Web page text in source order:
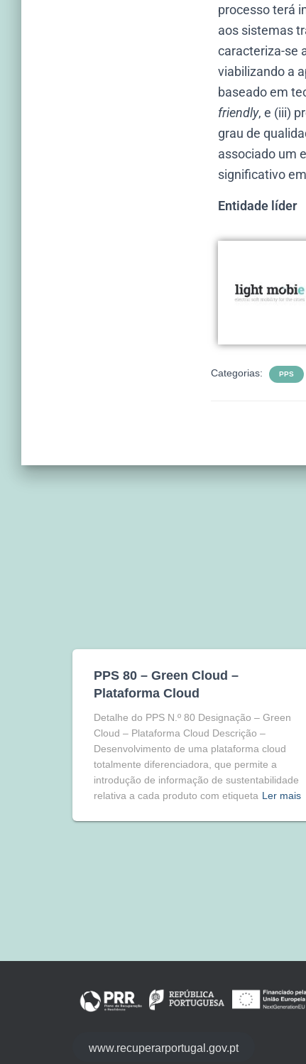
processo terá
aos sistemas
caracteriza-se
viabilizando a
baseado em
friendly, e (iii)
grau de
associado um
significativo
Entidade líder
Categorias: PPS
PPS 80 – Green Cloud –
Plataforma Cloud
Detalhe do PPS N.º 80 Designação – Green
Cloud – Plataforma Cloud Descrição –
Desenvolvimento de uma plataforma cloud
totalmente diferenciadora, que permite a
introdução de informação de sustentabilidade
relativa a cada produto com etiqueta Ler mais
www.recuperarportugal.gov.pt